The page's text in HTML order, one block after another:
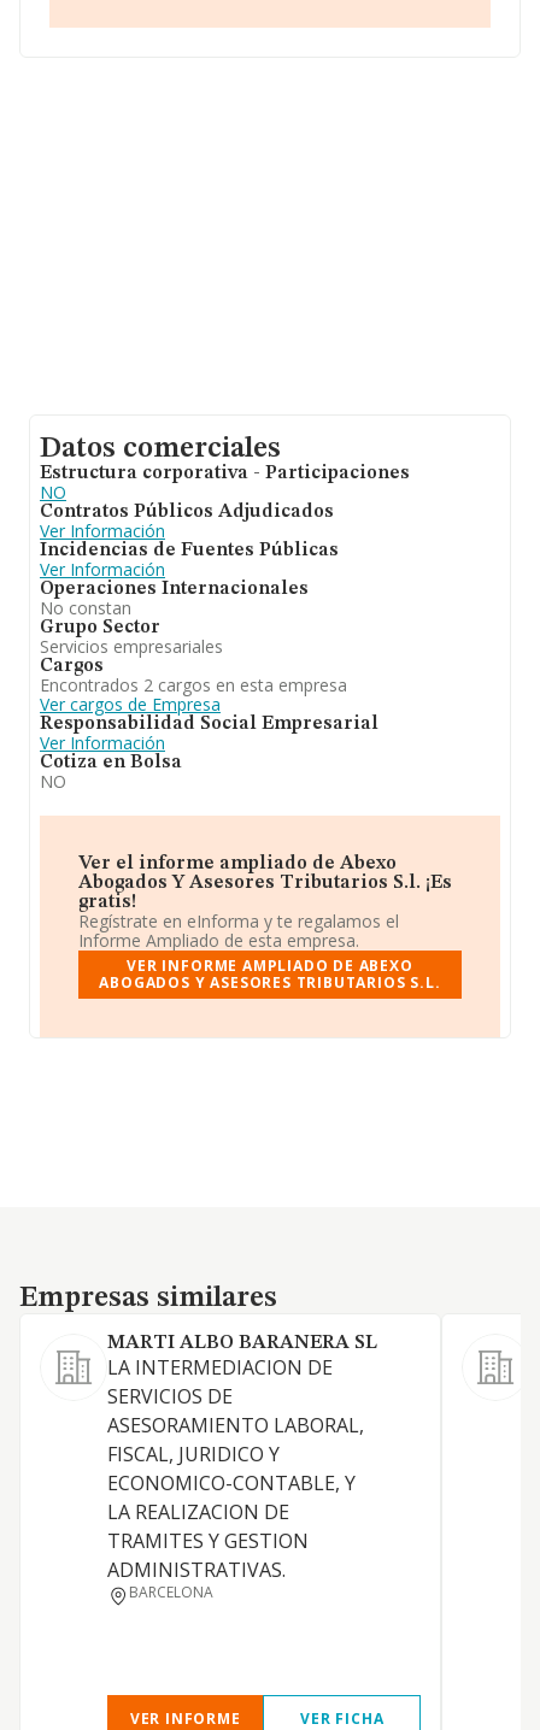
completar los datos de sector la antigüedad alcanza los
Datos comerciales
Estructura corporativa - Participaciones
NO
Contratos Públicos Adjudicados
Ver Información
Incidencias de Fuentes Públicas
Ver Información
Operaciones Internacionales
No constan
Grupo Sector
Servicios empresariales
Cargos
Encontrados 2 cargos en esta empresa
Ver cargos de Empresa
Responsabilidad Social Empresarial
Ver Información
Cotiza en Bolsa
NO
Ver el informe ampliado de Abexo
Abogados Y Asesores Tributarios S.l. ¡Es
gratis!
Regístrate en eInforma y te regalamos el
Informe Ampliado de esta empresa.
VER INFORME AMPLIADO DE ABEXO
ABOGADOS Y ASESORES TRIBUTARIOS S.L.
Empresas similares
Empresas similares
MARTI ALBO BARANERA SL
LA INTERMEDIACION DE
SERVICIOS DE
ASESORAMIENTO LABORAL,
FISCAL, JURIDICO Y
ECONOMICO-CONTABLE, Y
LA REALIZACION DE
TRAMITES Y GESTION
ADMINISTRATIVAS.
BARCELONA
VER INFORME VER FICHA